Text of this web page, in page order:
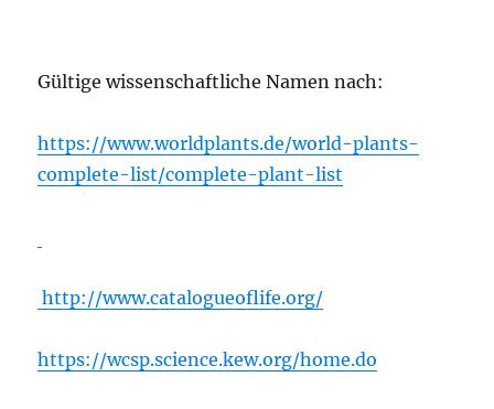
Gültige wissenschaftliche Namen nach:
https://www.worldplants.de/world-plants-
complete-list/complete-plant-list
http://www.catalogueoflife.org/
https://wcsp.science.kew.org/home.do